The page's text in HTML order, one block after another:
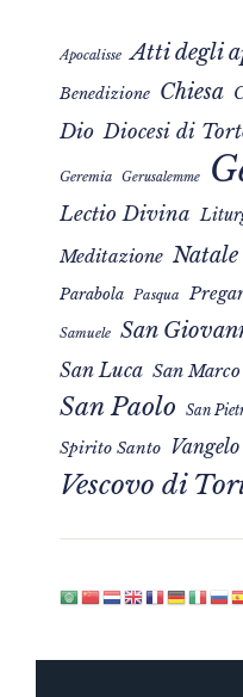
Apocalisse Atti degli
Benedizione Chiesa
Dio Diocesi di
Geremia Gerusalemme
Lectio Divina
Meditazione Natale
Parabola Pasqua
Samuele San
San Luca San Marco
San Paolo San
Spirito Santo Vangelo
Vescovo di